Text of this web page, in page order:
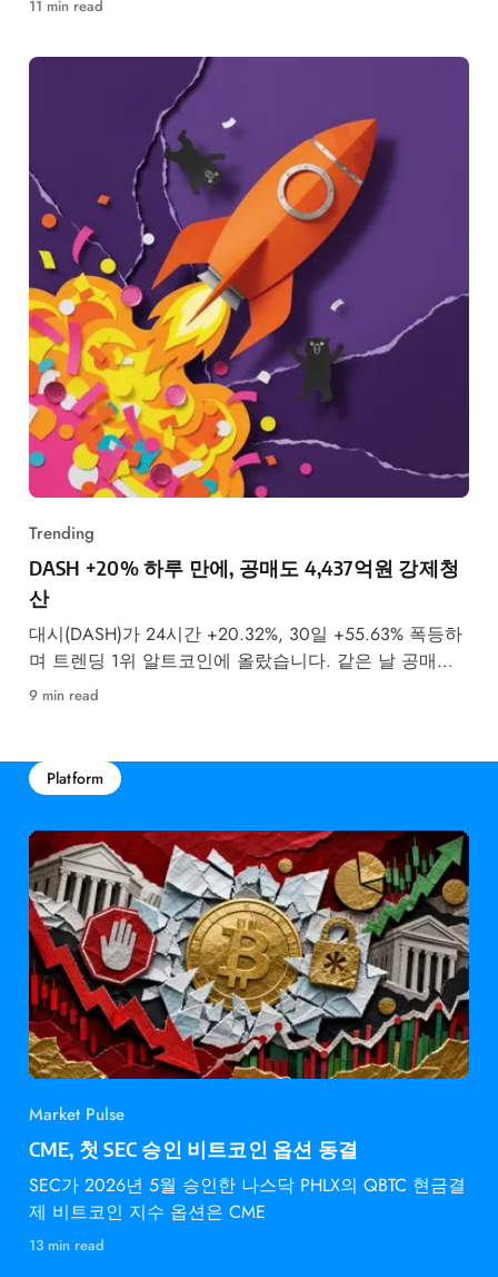
11 min read
Trending
DASH +20% 하루 만에, 공매도 4,437억원 강제청
산
대시(DASH)가 24시간 +20.32%, 30일 +55.63% 폭등하
며 트렌딩 1위 알트코인에 올랐습니다. 같은 날 공매도
투자자 4,437억원이 강제청산됐습니다.
9 min read
Platform
Market Pulse
CME, 첫 SEC 승인 비트코인 옵션 동결
SEC가 2026년 5월 승인한 나스닥 PHLX의 QBTC 현금결
제 비트코인 지수 옵션은 CME
13 min read